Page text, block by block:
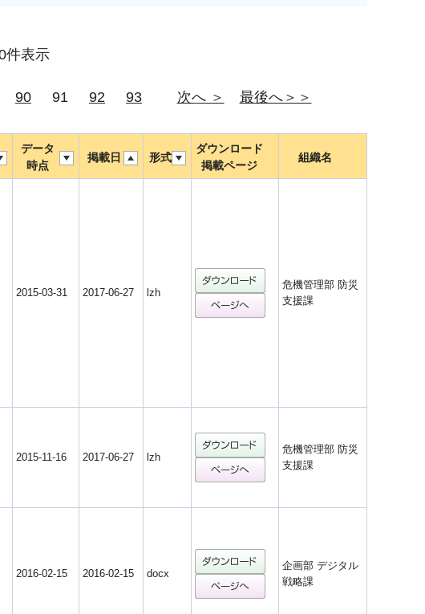
件表示
90 91 92 93 次へ ＞ 最後へ＞＞
データ
時点
掲載日 形式
ダウンロード
掲載ページ
組織名
2015-03-31 2017-06-27 lzh
危機管理部 防災
支援課
2015-11-16 2017-06-27 lzh
危機管理部 防災
支援課
2016-02-15 2016-02-15 docx
企画部 デジタル
戦略課